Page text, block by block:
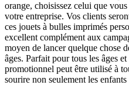
orange, choisissez celui que
votre entreprise. Vos clients
ces jouets à bulles imprimés
excellent complément aux
moyen de lancer quelque chose
âges. Parfait pour tous les âges
promotionnel peut être utilisé à
sourire non seulement les